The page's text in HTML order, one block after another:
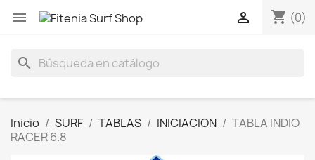
 shopping_cart (0)

search
Inicio SURF TABLAS INICIACION
TABLA INDIO
RACER 6.8